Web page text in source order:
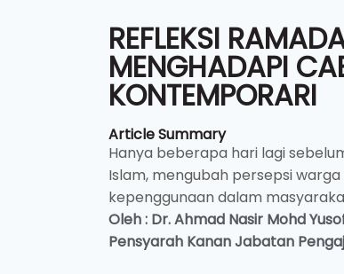
REFLEKSI
MENGHADAPI
KONTEMPORARI
Article Summary
Hanya beberapa hari lagi
Islam, mengubah persepsi
kepenggunaan dalam
Oleh : Dr. Ahmad Nasir Mohd
Pensyarah KananJabatan